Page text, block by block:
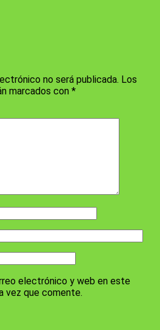
no será publicada. Los
marcados con *
electrónico y web en este
vez que comente.